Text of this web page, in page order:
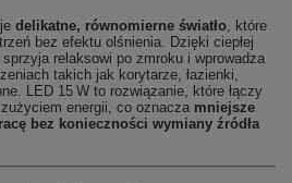
delikatne, równomierne światło, które
bez efektu olśnienia. Dzięki ciepłej
sprzyja relaksowi po zmroku i wprowadza
takich jak korytarze, łazienki,
LED 15 W to rozwiązanie, które łączy
energii, co oznacza mniejsze
bez konieczności wymiany źródła